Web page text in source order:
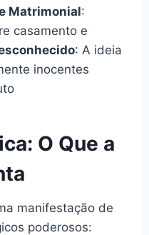
Matrimonial:
casamento e
: A ideia
inocentes
O Que a
manifestação de
poderosos: